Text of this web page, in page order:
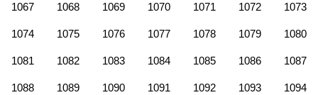
1067 1068 1069 1070 1071 1072 1073
1074 1075 1076 1077 1078 1079 1080
1081 1082 1083 1084 1085 1086 1087
1088 1089 1090 1091 1092 1093 1094